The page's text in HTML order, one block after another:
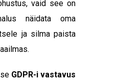
vaid see on
näidata oma
ja silma paista
GDPR-i vastavus